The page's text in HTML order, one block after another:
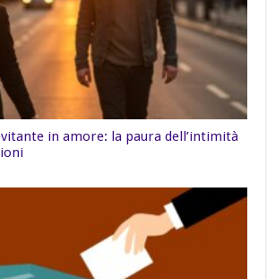
in amore: la paura dell’intimità